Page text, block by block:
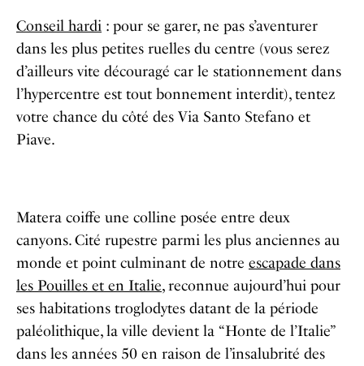
Conseil hardi : pour se garer, ne pas s’aventurer
dans les plus petites ruelles du centre (vous serez
d’ailleurs vite découragé car le stationnement dans
l’hypercentre est tout bonnement interdit), tentez
votre chance du côté des Via Santo Stefano et
Piave.
Matera coiffe une colline posée entre deux
canyons.Cité rupestre parmi les plus anciennes au
monde et point culminant de notre escapade dans
les Pouilles et en Italie, reconnue aujourd’hui pour
ses habitations troglodytes datant de la période
paléolithique, la ville devient la “Honte de l’Italie”
dans les années 50 en raison de l’insalubrité des